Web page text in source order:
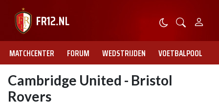
MATCHCENTER FORUM WEDSTRIJDEN VOETBALPOOL
Cambridge United - Bristol
Rovers